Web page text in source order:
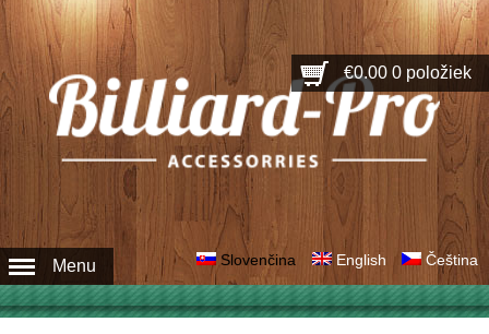
€0.00 0 položiek
Slovenčina English Čeština
Menu